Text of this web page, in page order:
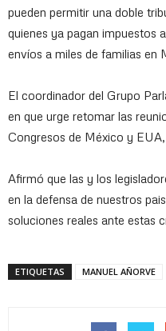
pueden permitir una doble
quienes ya pagan impuestos
envíos a miles de familias en
El coordinador del Grupo
en que urge retomar las
Congresos de México y
Afirmó que las y los
en la defensa de nuestros
soluciones reales ante estas
ETIQUETAS MANUEL AÑORVE